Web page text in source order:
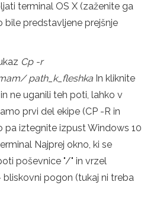
terminal OS X (zaženite ga
bile predstavljene prejšnje
Cp -r
path_k_fleshka In kliknite
ne uganili teh poti, lahko v
prvi del ekipe (CP -R in
pa iztegnite izpust Windows 10
Najprej okno, ki se
poševnice "/" in vrzel
pogon (tukaj ni treba